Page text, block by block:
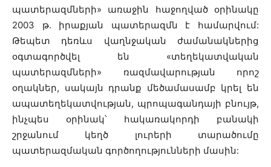
պատերազմների» առաջին հաջողված օրինակը
2003 թ. իրաքյան պատերազմն է համարվում:
Թեպետ դեռևս վաղնջական ժամանակներից
օգտագործվել են «տեղեկատվական
պատերազմների» ռազմավարության որոշ
օղակներ, սակայն դրանք մեծամասամբ կրել են
ապատեղեկատվության, պրոպագանդայի բնույթ,
ինչպես օրինակ՝ հակառակորդի բանակի
շրջանում կեղծ լուրերի տարածումը
պատերազմական գործողությունների մասին: